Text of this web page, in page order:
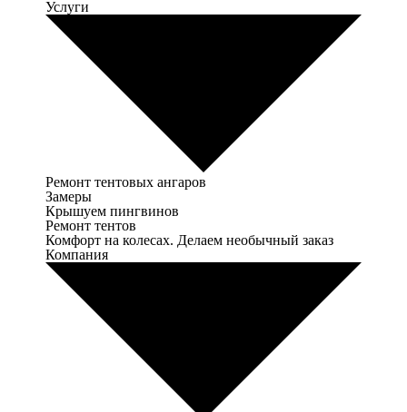
Услуги
Ремонт тентовых ангаров
Замеры
Крышуем пингвинов
Ремонт тентов
Комфорт на колесах. Делаем необычный заказ
Компания